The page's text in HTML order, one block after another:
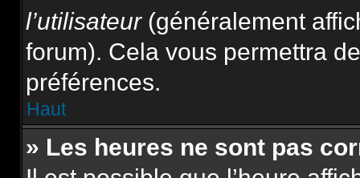
l’utilisateur(généralement
forum). Cela vous permettra
préférences.
Haut
» Les heures ne sont pas